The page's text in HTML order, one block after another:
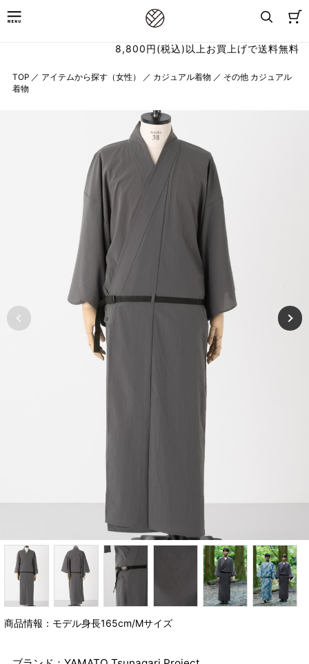
8,800円(税込)以上お買上げで送料無料
TOP ／ アイテムから探す（女性） ／ カジュアル着物 ／ その他 カジュアル
着物
商品情報：モデル身長165cm/Mサイズ